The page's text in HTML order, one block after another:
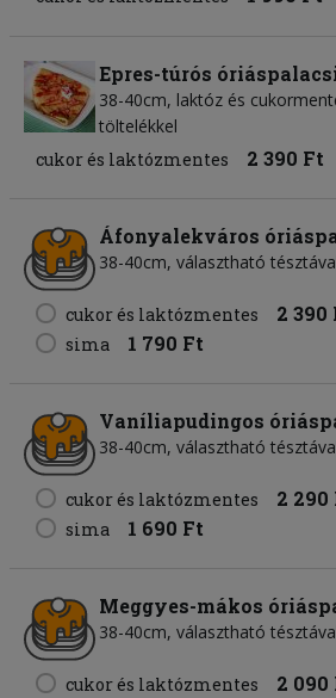
Epres-túrós
38-40cm, laktóz és
töltelékkel
cukor és laktózmentes
2 390 Ft
Áfonyalekváros
38-40cm, választható
cukor és laktózmentes 2 390
sima 1 790 Ft
Vaníliapudingos
38-40cm, választható
cukor és laktózmentes 2 290
sima 1 690 Ft
Meggyes-mákos
38-40cm, választható
cukor és laktózmentes 2 090